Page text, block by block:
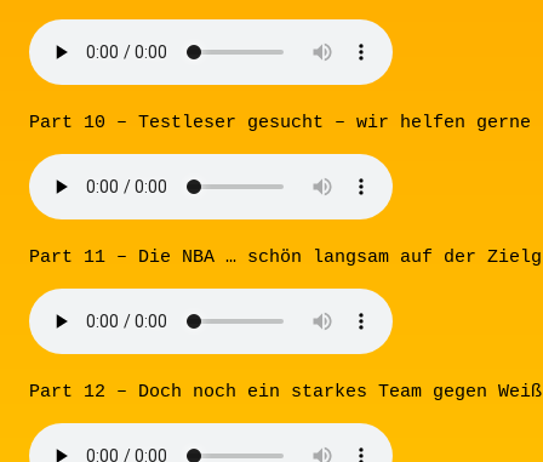
Part 10 – Testleser gesucht – wir helfen gerne
Part 11 – Die NBA … schön langsam auf der
Part 12 – Doch noch ein starkes Team gegen